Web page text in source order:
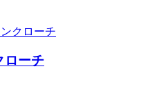
ローチ